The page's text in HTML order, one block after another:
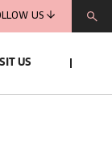
US
US